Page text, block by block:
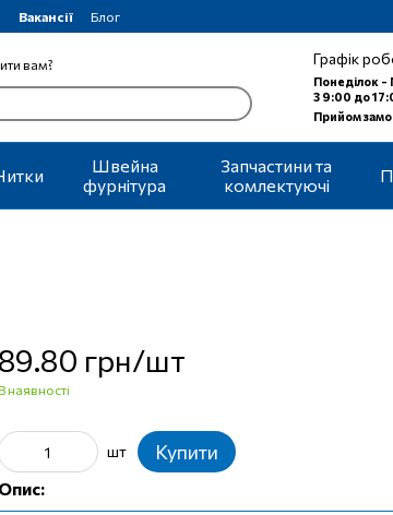
Вакансії Блог
вам? Графік
Понеділок -
З 9:00 до
Прийом
Швейна
фурнітура
Запчастини та
комлектуючі
89.80 грн/шт
В наявності
шт Купити
Опис: